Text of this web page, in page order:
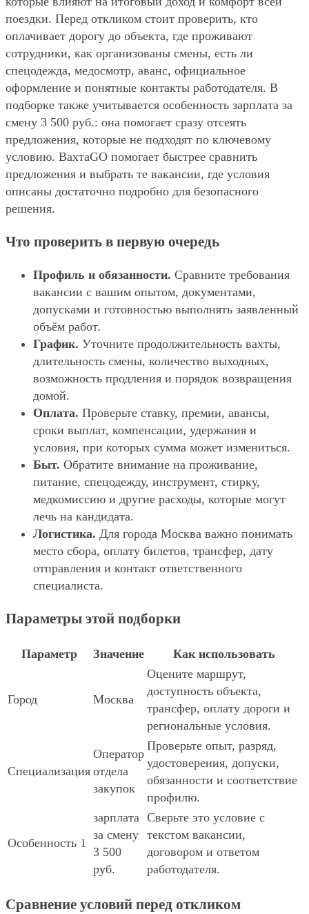
поездки. Перед откликом стоит проверить, кто
оплачивает дорогу до объекта, где проживают
сотрудники, как организованы смены, есть ли
спецодежда, медосмотр, аванс, официальное
оформление и понятные контакты работодателя. В
подборке также учитывается особенность зарплата за
смену 3 500 руб.: она помогает сразу отсеять
предложения, которые не подходят по ключевому
условию. ВахтаGO помогает быстрее сравнить
предложения и выбрать те вакансии, где условия
описаны достаточно подробно для безопасного
решения.
Что проверить в первую очередь
Профиль и обязанности. Сравните требования
вакансии с вашим опытом, документами,
допусками и готовностью выполнять заявленный
объём работ.
График. Уточните продолжительность вахты,
длительность смены, количество выходных,
возможность продления и порядок возвращения
домой.
Оплата. Проверьте ставку, премии, авансы,
сроки выплат, компенсации, удержания и
условия, при которых сумма может измениться.
Быт. Обратите внимание на проживание,
питание, спецодежду, инструмент, стирку,
медкомиссию и другие расходы, которые могут
лечь на кандидата.
Логистика. Для города Москва важно понимать
место сбора, оплату билетов, трансфер, дату
отправления и контакт ответственного
специалиста.
Параметры этой подборки
Параметр Значение Как использовать
Город Москва
Оцените маршрут,
доступность объекта,
трансфер, оплату дороги и
региональные условия.
Специализация
Оператор
отдела
закупок
Проверьте опыт, разряд,
удостоверения, допуски,
обязанности и соответствие
профилю.
Особенность 1
зарплата
за смену
3 500
руб.
Сверьте это условие с
текстом вакансии,
договором и ответом
работодателя.
Сравнение условий перед откликом